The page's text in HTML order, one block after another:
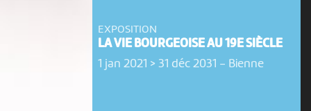
EXPOSITION
LA VIE BOURGEOISE AU 19E SIÈCLE
1 jan 2021 > 31 déc 2031 - Bienne